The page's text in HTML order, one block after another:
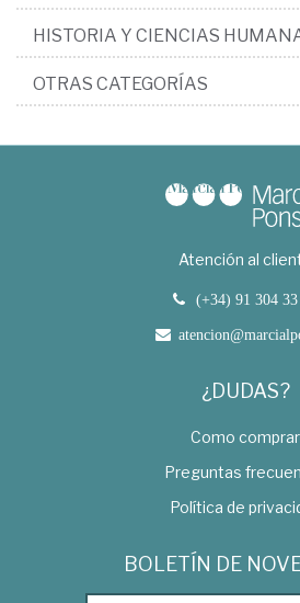
HISTORIA Y CIENCIAS
OTRAS CATEGORÍAS
Atención al
(+34) 91 304
¿DUDAS?
Como comprar
Preguntas
Política de
BOLETÍN DE